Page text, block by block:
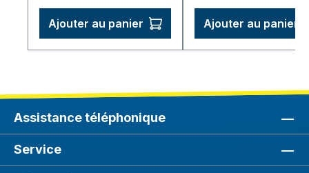
Ajouter au panier Ajouter au panier
Assistance téléphonique
Service